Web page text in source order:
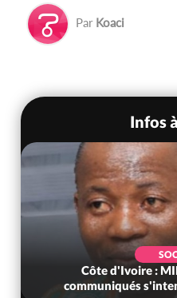
Par Koaci
Infos
Côte d'Ivoire :
communiqués